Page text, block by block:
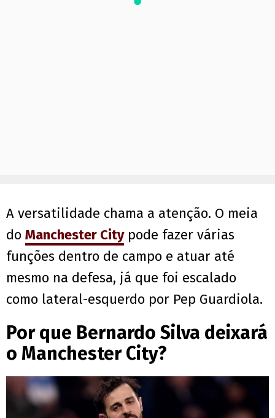
A versatilidade chama a atenção. O meia
do Manchester Citypode fazer várias
funções dentro de campo e atuar até
mesmo na defesa, já que foi escalado
como lateral-esquerdo por Pep Guardiola.
Por que Bernardo Silva deixará
o Manchester City?